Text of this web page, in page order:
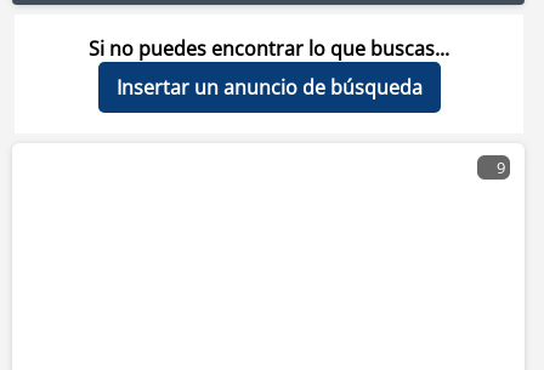
Si no puedes encontrar lo que buscas...
Insertar un anuncio de búsqueda
9